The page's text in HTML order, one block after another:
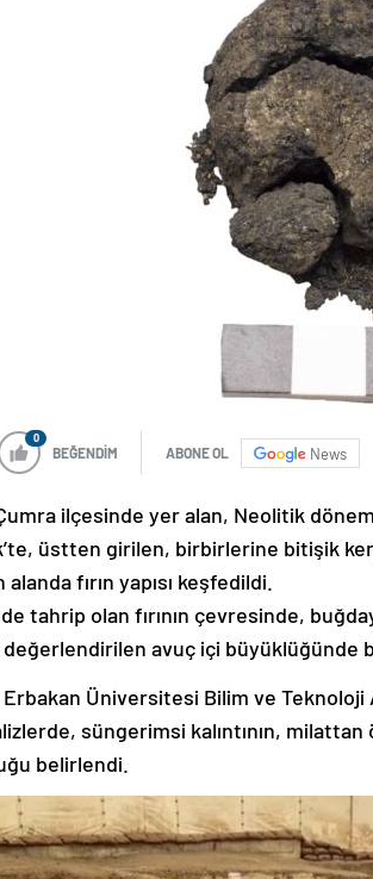
0
BEĞENDİM ABONE OL News
ilçesinde yer alan, Neolitik
üstten girilen, birbirlerine bitişik
alanda fırın yapısı keşfedildi.
tahrip olan fırının çevresinde,
avuç içi büyüklüğünde
Üniversitesi Bilim ve Teknoloji
süngerimsi kalıntının,
belirlendi.